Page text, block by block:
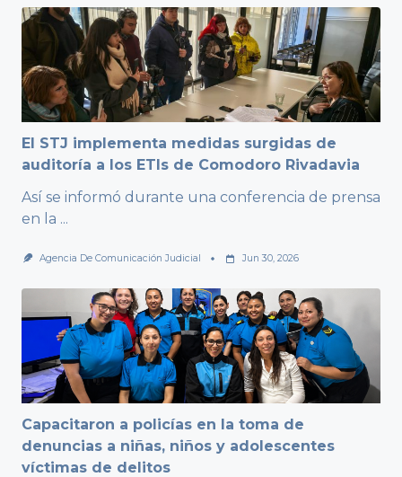
El STJ implementa medidas surgidas de
auditoría a los ETIs de Comodoro Rivadavia
Así se informó durante una conferencia de prensa
en la ...
Agencia De Comunicación Judicial Jun 30, 2026
Capacitaron a policías en la toma de
denuncias a niñas, niños y adolescentes
víctimas de delitos